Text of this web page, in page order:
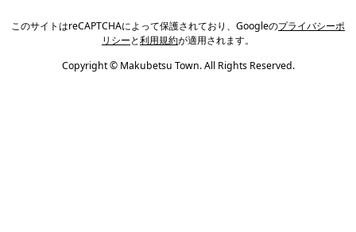
このサイトはreCAPTCHAによって保護されており、Googleのプライバシーポ
リシーと利用規約が適用されます。
Copyright © Makubetsu Town. All Rights Reserved.